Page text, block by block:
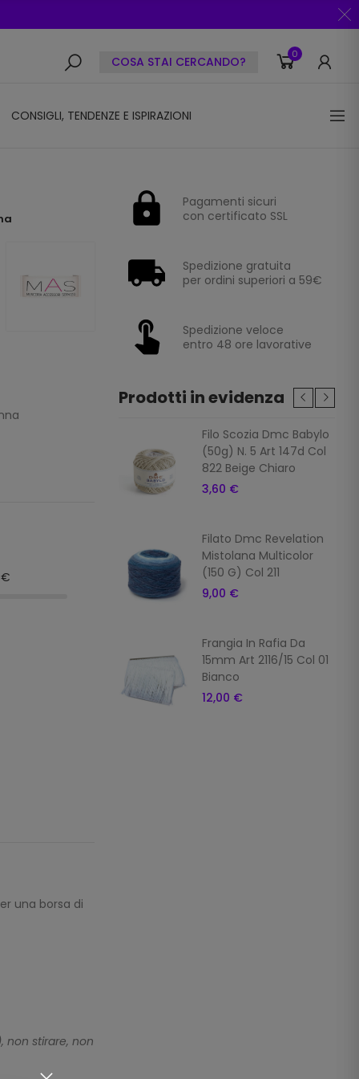
COSA STAI CERCANDO? 0
CONSIGLI, TENDENZE E ISPIRAZIONI
una borsa di
non stirare, non
Pagamenti sicuri
con certificato SSL
Spedizione gratuita
per ordini superiori a 59€
Spedizione veloce
entro 48 ore lavorative
Prodotti in evidenza
Filo Scozia Dmc Babylo
(50g) N. 5 Art 147d Col
822 Beige Chiaro
3,60 €
Filato Dmc Revelation
Mistolana Multicolor
(150 G) Col 211
9,00 €
Frangia In Rafia Da
15mm Art 2116/15 Col 01
Bianco
12,00 €